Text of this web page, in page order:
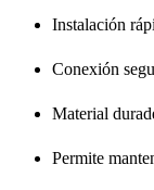
Instalación
Conexión
Material
Permite